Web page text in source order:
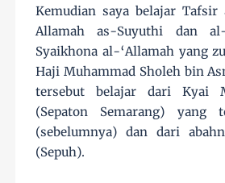
Kemudian saya belajar Tafsir
Allamah as-Suyuthi dan
Syaikhona al-‘Allamah yang
Haji Muhammad Sholeh bin
tersebut belajar dari Kyai
(Sepaton Semarang) yang
(sebelumnya) dan dari
(Sepuh).